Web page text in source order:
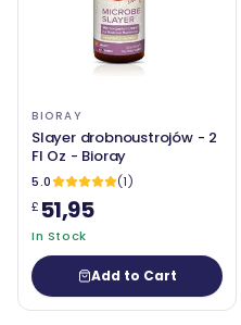
BIORAY
Slayer drobnoustrojów - 2
Fl Oz - Bioray
5.0
(1)
£ 51,95
In Stock
Add to Cart